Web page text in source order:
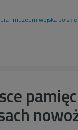
muzeum wojska